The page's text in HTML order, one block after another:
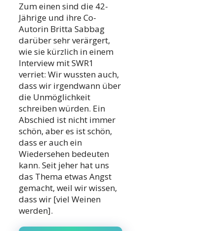
Zum einen sind die 42-
Jährige und ihre Co-
Autorin Britta Sabbag
darüber sehr verärgert,
wie sie kürzlich in einem
Interview mit SWR1
verriet: Wir wussten auch,
dass wir irgendwann über
die Unmöglichkeit
schreiben würden. Ein
Abschied ist nicht immer
schön, aber es ist schön,
dass er auch ein
Wiedersehen bedeuten
kann. Seit jeher hat uns
das Thema etwas Angst
gemacht, weil wir wissen,
dass wir [viel Weinen
werden].